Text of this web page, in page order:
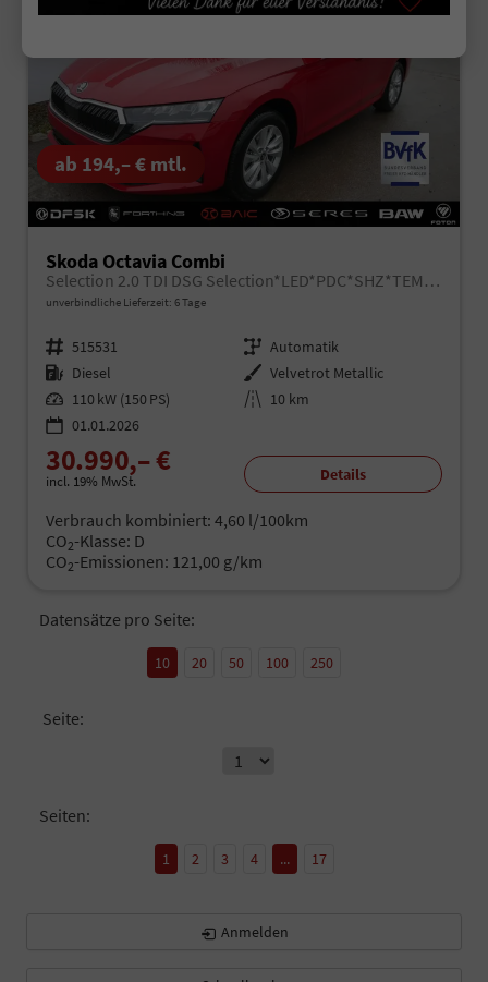
ab 194,– € mtl.
Skoda Octavia Combi
Selection 2.0 TDI DSG Selection*LED*PDC*SHZ*TEMPOMAT*SMARTLINK*KLIMA*
unverbindliche Lieferzeit: 6 Tage
Fahrzeugnr. 515531 Getriebe Automatik
Kraftstoff Diesel Außenfarbe Velvetrot Metallic
Leistung 110 kW (150 PS) Kilometerstand 10 km
01.01.2026
30.990,– €
incl. 19% MwSt. Details
Verbrauch kombiniert: 4,60 l/100km
CO2-Klasse: D
CO2-Emissionen: 121,00 g/km
Datensätze pro Seite:
10 20 50 100 250
Seite:
Seiten:
1 2 3 4 ... 17
Anmelden